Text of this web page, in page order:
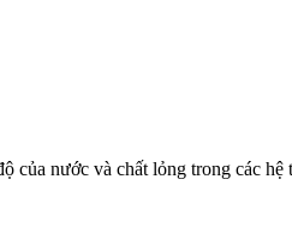
của nước và chất lỏng trong các hệ